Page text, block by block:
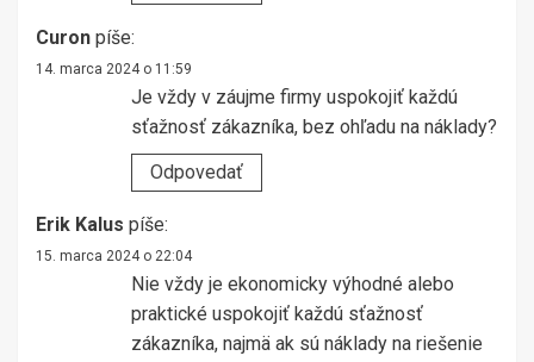
Curon píše:
14. marca 2024 o 11:59
Je vždy v záujme firmy uspokojiť každú
sťažnosť zákazníka, bez ohľadu na náklady?
Odpovedať
Erik Kalus píše:
15. marca 2024 o 22:04
Nie vždy je ekonomicky výhodné alebo
praktické uspokojiť každú sťažnosť
zákazníka, najmä ak sú náklady na riešenie